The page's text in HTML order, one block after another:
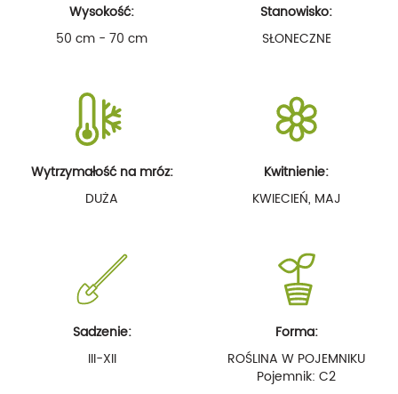
Wysokość:
50 cm - 70 cm
Stanowisko:
SŁONECZNE
Wytrzymałość na mróz:
DUŻA
Kwitnienie:
KWIECIEŃ, MAJ
Sadzenie:
III-XII
Forma:
ROŚLINA W POJEMNIKU
Pojemnik: C2